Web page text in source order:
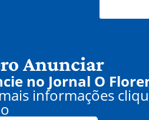
Anunciar
no Jornal O
informações